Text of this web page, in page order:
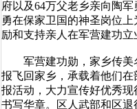
府以及64万父老乡亲向陶
勇在保家卫国的神圣岗位
励和支持亲人在军营建功立
军营建功勋，家乡传美
报飞回家乡，承载着他们
报活动，大力宣传好优秀现
书写华章。区人武部和区